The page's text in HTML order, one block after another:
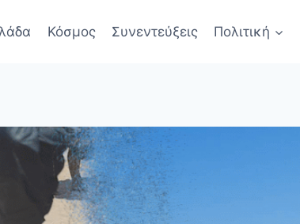
Κόσμος Συνεντεύξεις Πολιτική